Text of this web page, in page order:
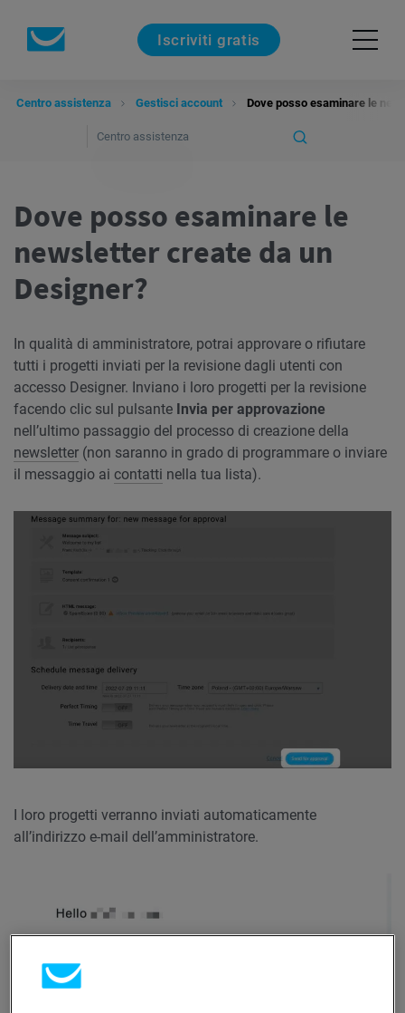
Iscriviti gratis
Centro assistenza Gestisci account Dove posso esaminare le
Dove posso esaminare le
newsletter create da un
Designer?
In qualità di amministratore, potrai approvare o rifiutare
tutti i progetti inviati per la revisione dagli utenti con
accesso Designer. Inviano i loro progetti per la revisione
facendo clic sul pulsante Invia per approvazione
nell’ultimo passaggio del processo di creazione della
newsletter (non saranno in grado di programmare o inviare
il messaggio ai contatti nella tua lista).
I loro progetti verranno inviati automaticamente
all’indirizzo e-mail dell’amministratore.